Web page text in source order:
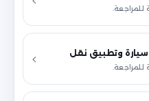
للمراجعة.
سيارة وتطبيق نقل
للمراجعة.